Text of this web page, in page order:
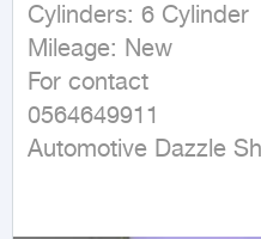
Cylinders: 6 Cylinder
Mileage: New
For contact
0564649911
Automotive Dazzle